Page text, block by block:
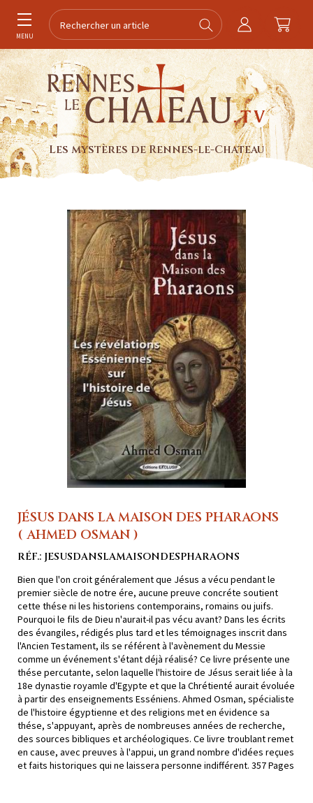
MENU
Les mystères de Rennes-le-Chateau
JÉSUS DANS LA MAISON DES PHARAONS
( AHMED OSMAN )
RÉF.: JESUSDANSLAMAISONDESPHARAONS
Bien que l'on croit généralement que Jésus a vécu pendant le
premier siècle de notre ére, aucune preuve concréte soutient
cette thése ni les historiens contemporains, romains ou juifs.
Pourquoi le fils de Dieu n'aurait-il pas vécu avant? Dans les écrits
des évangiles, rédigés plus tard et les témoignages inscrit dans
l'Ancien Testament, ils se référent à l'avènement du Messie
comme un événement s'étant déjà réalisé? Ce livre présente une
thése percutante, selon laquelle l'histoire de Jésus serait liée à la
18e dynastie royamle d'Egypte et que la Chrétienté aurait évoluée
à partir des enseignements Esséniens. Ahmed Osman, spécialiste
de l'histoire égyptienne et des religions met en évidence sa
thése, s'appuyant, après de nombreuses années de recherche,
des sources bibliques et archéologiques. Ce livre troublant remet
en cause, avec preuves à l'appui, un grand nombre d'idées reçues
et faits historiques qui ne laissera personne indifférent. 357 Pages